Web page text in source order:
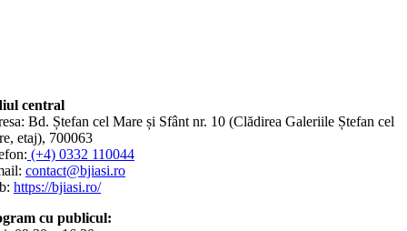
central
Bd. Ștefan cel Mare și Sfânt nr. 10 (Clădirea Galeriile Ștefan cel
etaj), 700063
(+4) 0332 110044
contact@bjiasi.ro
https://bjiasi.ro/
cu publicul: